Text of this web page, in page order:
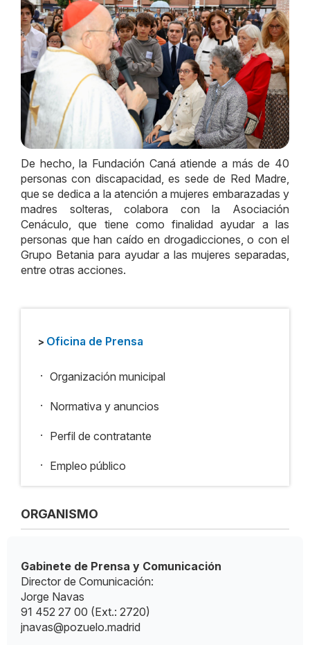
De hecho, la Fundación Caná atiende a más de 40
personas con discapacidad, es sede de Red Madre,
que se dedica a la atención a mujeres embarazadas y
madres solteras, colabora con la Asociación
Cenáculo, que tiene como finalidad ayudar a las
personas que han caído en drogadicciones, o con el
Grupo Betania para ayudar a las mujeres separadas,
entre otras acciones.
> Oficina de Prensa
. Organización municipal
. Normativa y anuncios
. Perfil de contratante
. Empleo público
ORGANISMO
Gabinete de Prensa y Comunicación
Director de Comunicación:
Jorge Navas
91 452 27 00 (Ext.: 2720)
jnavas@pozuelo.madrid